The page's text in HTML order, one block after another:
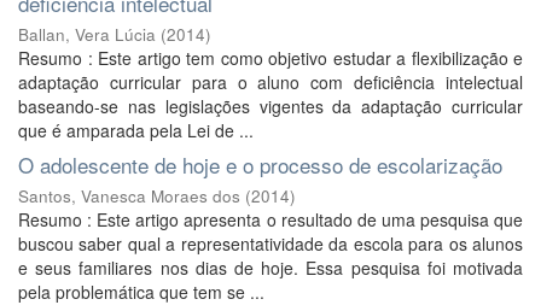
Ballan, Vera Lúcia (2014)
Resumo : Este artigo tem como objetivo estudar a flexibilização e
adaptação curricular para o aluno com deficiência intelectual
baseando-se nas legislações vigentes da adaptação curricular
que é amparada pela Lei de ...
O adolescente de hoje e o processo de escolarização
Santos, Vanesca Moraes dos (2014)
Resumo : Este artigo apresenta o resultado de uma pesquisa que
buscou saber qual a representatividade da escola para os alunos
e seus familiares nos dias de hoje. Essa pesquisa foi motivada
pela problemática que tem se ...